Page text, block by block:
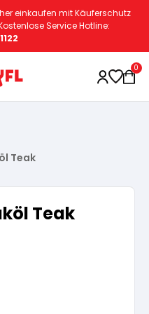
einkaufen mit Käuferschutz
Service Hotline:
0
Teak
Teak